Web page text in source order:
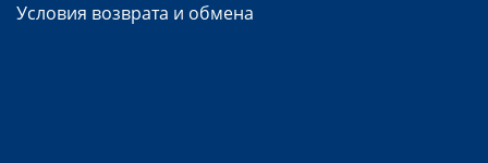
Условия возврата и обмена